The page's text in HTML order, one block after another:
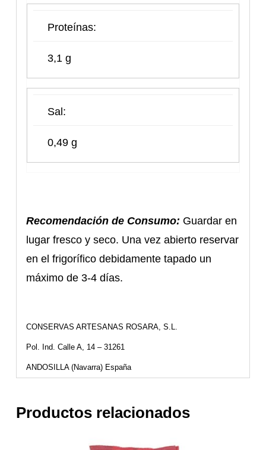
Proteínas:
3,1 g
Sal:
0,49 g
Recomendación de Consumo: Guardar en
lugar fresco y seco. Una vez abierto reservar
en el frigorífico debidamente tapado un
máximo de 3-4 días.
CONSERVAS ARTESANAS ROSARA, S.L.
Pol. Ind. Calle A, 14 – 31261
ANDOSILLA (Navarra) España
Productos relacionados